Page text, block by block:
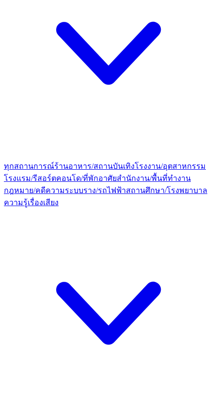
ทุกสถานการณ์ร้านอาหาร/สถานบันเทิงโรงงาน/อุตสาหกรรม
โรงแรม/รีสอร์ตคอนโด/ที่พักอาศัยสำนักงาน/พื้นที่ทำงาน
กฎหมาย/คดีความระบบราง/รถไฟฟ้าสถานศึกษา/โรงพยาบาล
ความรู้เรื่องเสียง